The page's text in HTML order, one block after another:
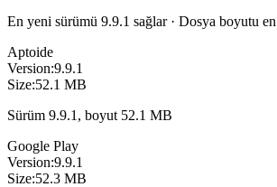
En yeni sürümü 9.9.1 sağlar · Dosya boyutu
Aptoide
Version:9.9.1
Size:52.1 MB
Sürüm 9.9.1, boyut 52.1 MB
Google Play
Version:9.9.1
Size:52.3 MB